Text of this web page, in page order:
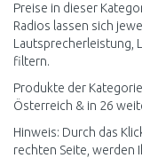
Preise in dieser
Radios lassen sich
Lautsprecherleistung,
filtern.
Produkte der
Österreich & in 26
Hinweis: Durch das
rechten Seite, werden